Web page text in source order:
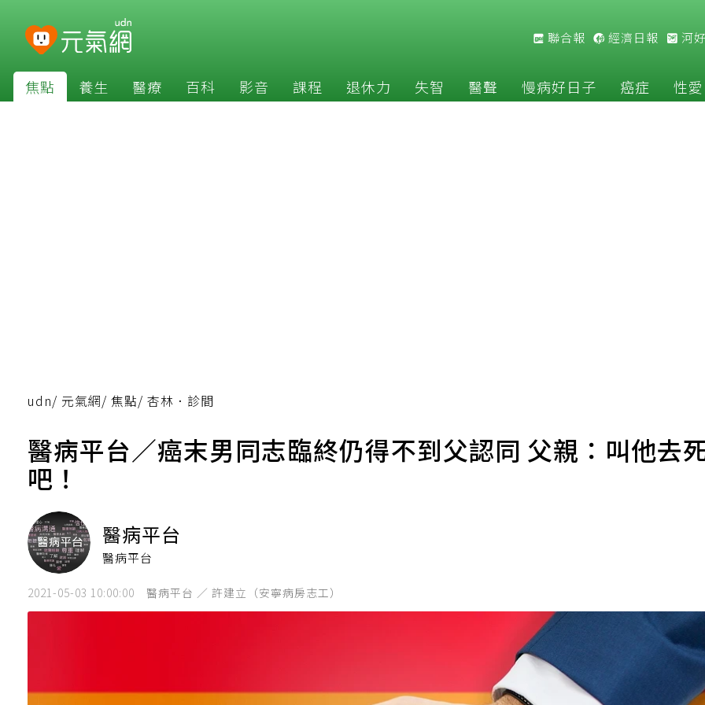
聯合報 經濟日報 河
焦點 養生 醫療 百科 影音 課程 退休力 失智 醫聲 慢病好日子 癌症 性愛
udn/ 元氣網/ 焦點/ 杏林．診間
醫病平台／癌末男同志臨終仍得不到父認同 父親：叫他去
吧！
醫病平台
醫病平台
2021-05-03 10:00:00 醫病平台 ／ 許建立（安寧病房志工）